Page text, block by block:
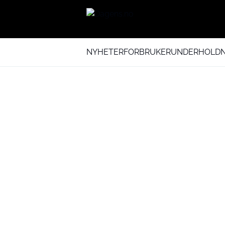
NYHETERFORBRUKER